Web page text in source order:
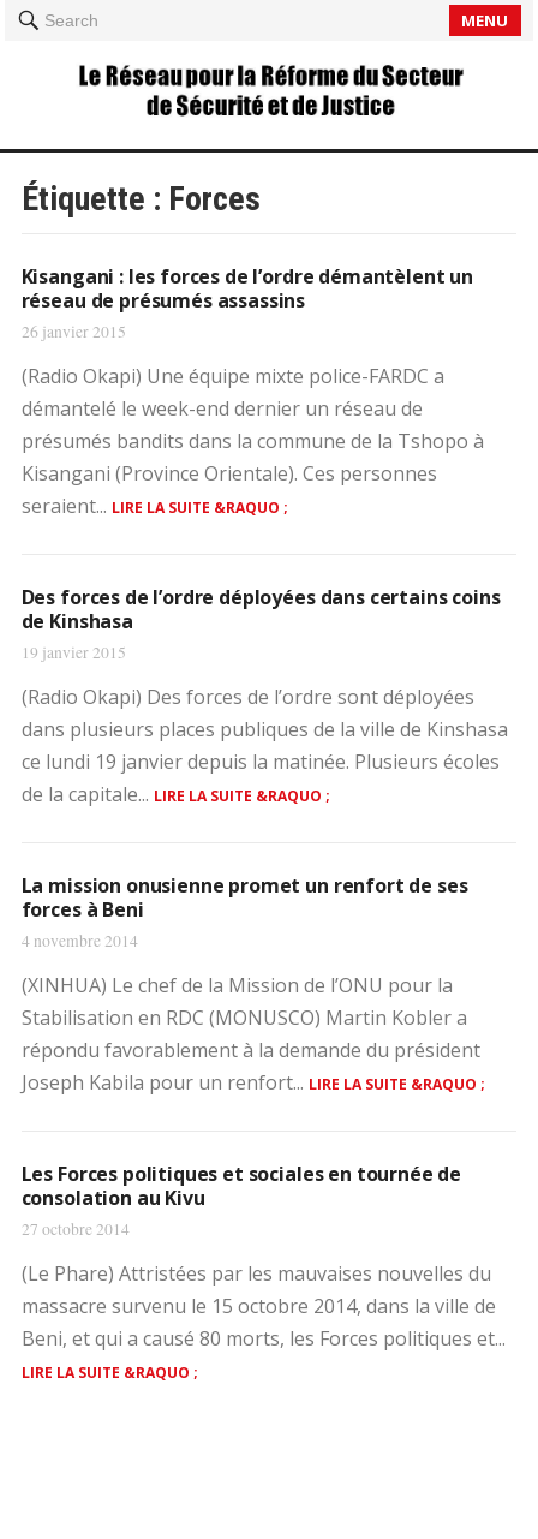
Search MENU
Étiquette : Forces
Kisangani : les forces de l’ordre démantèlent un
réseau de présumés assassins
26 janvier 2015
(Radio Okapi) Une équipe mixte police-FARDC a
démantelé le week-end dernier un réseau de
présumés bandits dans la commune de la Tshopo à
Kisangani (Province Orientale). Ces personnes
seraient... LIRE LA SUITE &RAQUO ;
Des forces de l’ordre déployées dans certains coins
de Kinshasa
19 janvier 2015
(Radio Okapi) Des forces de l’ordre sont déployées
dans plusieurs places publiques de la ville de Kinshasa
ce lundi 19 janvier depuis la matinée. Plusieurs écoles
de la capitale... LIRE LA SUITE &RAQUO ;
La mission onusienne promet un renfort de ses
forces à Beni
4 novembre 2014
(XINHUA) Le chef de la Mission de l’ONU pour la
Stabilisation en RDC (MONUSCO) Martin Kobler a
répondu favorablement à la demande du président
Joseph Kabila pour un renfort... LIRE LA SUITE &RAQUO ;
Les Forces politiques et sociales en tournée de
consolation au Kivu
27 octobre 2014
(Le Phare) Attristées par les mauvaises nouvelles du
massacre survenu le 15 octobre 2014, dans la ville de
Beni, et qui a causé 80 morts, les Forces politiques et...
LIRE LA SUITE &RAQUO ;